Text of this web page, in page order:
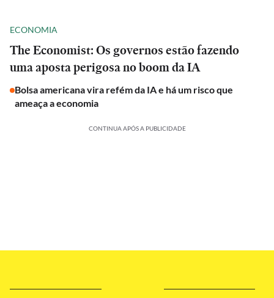
ECONOMIA
The Economist: Os governos estão fazendo
uma aposta perigosa no boom da IA
Bolsa americana vira refém da IA e há um risco que
ameaça a economia
CONTINUA APÓS A PUBLICIDADE